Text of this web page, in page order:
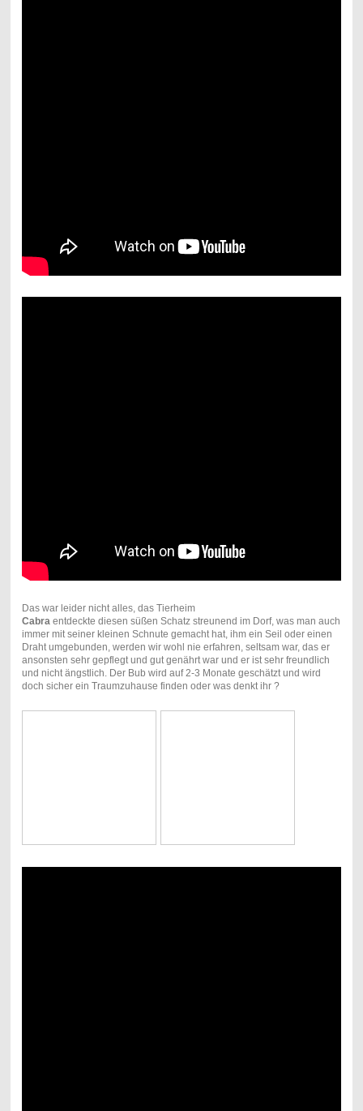
Das war leider nicht alles, das Tierheim
Cabra entdeckte diesen süßen Schatz streunend im Dorf, was man auch
immer mit seiner kleinen Schnute gemacht hat, ihm ein Seil oder einen
Draht umgebunden, werden wir wohl nie erfahren, seltsam war, das er
ansonsten sehr gepflegt und gut genährt war und er ist sehr freundlich
und nicht ängstlich. Der Bub wird auf 2-3 Monate geschätzt und wird
doch sicher ein Traumzuhause finden oder was denkt ihr ?